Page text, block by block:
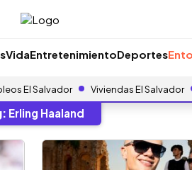
VidaEntretenimientoDeportes
El Salvador Viviendas El Salvador
Erling Haaland